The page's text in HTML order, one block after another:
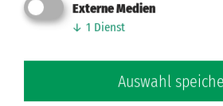
und Greta
einen
Externe Medien
↓ 1 Dienst
Auswahl